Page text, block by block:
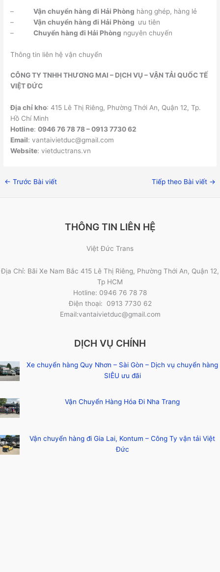
–Vận chuyển hàng đi Hải Phòng hàng ghép, hàng lẻ
–Vận chuyển hàng đi Hải Phòng ưu tiên
–Chuyển hàng đi Hải Phòng nguyên chuyến
Thông tin liên hệ vận chuyển
CÔNG TY TNHH THƯƠNG MAI – DỊCH VỤ – VẬN TẢI QUỐC TẾ
VIỆT ĐỨC
Địa chỉ kho: 415 Lê Thị Riêng, Phường Thới An, Quận 12, Tp.
Hồ Chí Minh
Hotline:0946 76 78 78 – 0913 7730 62
Email: vantaivietduc@gmail.com
Website: vietductrans.vn
← Trước Bài viết Tiếp theo Bài viết →
THÔNG TIN LIÊN HỆ
Việt Đức Trans
Địa Chỉ: Bãi Xe Nam Bắc 415 Lê Thị Riêng, Phường Thới An, Quận 12,
Tp HCM
Hotline: 0946 76 78 78
Điện thoại: 0913 7730 62
Email:vantaivietduc@gmail.com
DỊCH VỤ CHÍNH
Xe chuyển hàng Quy Nhơn – Sài Gòn – Dịch vụ chuyển hàng
SIÊU ưu đãi
Vận Chuyển Hàng Hóa Đi Nha Trang
Vận chuyển hàng đi Gia Lai, Kontum – Công Ty vận tải Việt
Đức